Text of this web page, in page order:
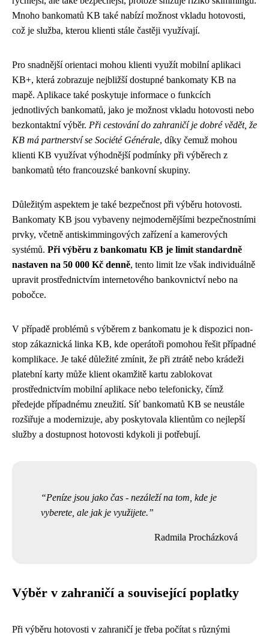
Mnoho bankomatů KB také nabízí možnost vkladu hotovosti,
což je služba, kterou klienti stále častěji využívají.
Pro snadnější orientaci mohou klienti využít mobilní aplikaci
KB+, která zobrazuje nejbližší dostupné bankomaty KB na
mapě. Aplikace také poskytuje informace o funkcích
jednotlivých bankomatů, jako je možnost vkladu hotovosti nebo
bezkontaktní výběr. Při cestování do zahraničí je dobré vědět, že
KB má partnerství se Société Générale, díky čemuž mohou
klienti KB využívat výhodnější podmínky při výběrech z
bankomatů této francouzské bankovní skupiny.
Důležitým aspektem je také bezpečnost při výběru hotovosti.
Bankomaty KB jsou vybaveny nejmodernějšími bezpečnostními
prvky, včetně antiskimmingových zařízení a kamerových
systémů. Při výběru z bankomatu KB je limit standardně
nastaven na 50 000 Kč denně, tento limit lze však individuálně
upravit prostřednictvím internetového bankovnictví nebo na
pobočce.
V případě problémů s výběrem z bankomatu je k dispozici non-
stop zákaznická linka KB, kde operátoři pomohou řešit případné
komplikace. Je také důležité zmínit, že při ztrátě nebo krádeži
platební karty může klient okamžitě kartu zablokovat
prostřednictvím mobilní aplikace nebo telefonicky, čímž
předejde případnému zneužití. Síť bankomatů KB se neustále
rozšiřuje a modernizuje, aby poskytovala klientům co nejlepší
služby a dostupnost hotovosti kdykoli ji potřebují.
Peníze jsou jako čas - nezáleží na tom, kde je
vyberete, ale jak je využijete.
Radmila Procházková
Výběr v zahraničí a související poplatky
Při výběru hotovosti v zahraničí je třeba počítat s různými